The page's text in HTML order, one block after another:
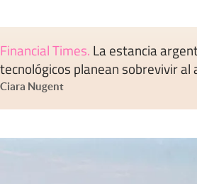
Financial Times. La estancia
tecnológicos planean sobrevivir al
Ciara Nugent